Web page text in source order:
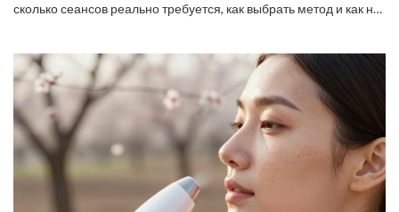
сколько сеансов реально требуется, как выбрать метод и как не